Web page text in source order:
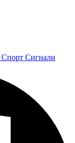
Спорт Сигнали